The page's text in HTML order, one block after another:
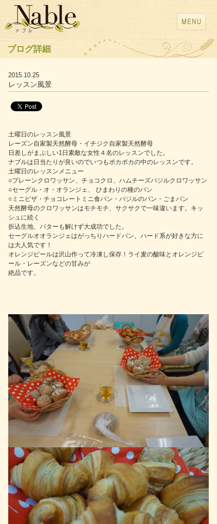
ブログ詳細
2015.10.25
レッスン風景
土曜日のレッスン風景
レーズン自家製天然酵母・イチジク自家製天然酵母
日差しがまぶしい1日素敵な女性４名のレッスンでした。
ナブルは日当たりが良いのでいつもポカポカの中のレッスンです。
土曜日のレッスンメニュー
○プレーンクロワッサン、チョコクロ、ハムチーズバジルクロワッサン
○セーグル・オ・オランジェ、 ひまわりの種のパン
○ミニピザ・チョコレートミニ食パン・バジルのパン・ごまパン
天然酵母のクロワッサンはモチモチ、サクサクで一味違います。キッ
シュに続く
折込生地、バターも解けず大成功でした。
セーグルオオランジェはがっちりハードパン。ハード系が好きな方に
は大人気です！
オレンジピールは沢山作って冷凍し保存！ライ麦の酸味とオレンジピ
ール・レーズンなどの甘みが
絶品です。